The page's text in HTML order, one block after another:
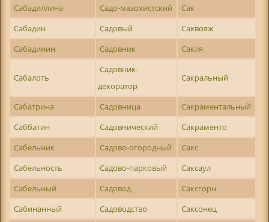
Сабадиллина
Садо-мазохистский
Сак
Сабадин
Садовый
Саквояж
Сабадинин
Садовник Сакля
Сабалоть
Садовник-
декоратор
Сакральный
Сабатрина Садовница
Сакраментальный
Саббатин
Садовнический
Сакраменто
Сабельник
Садово-огородный
Сакс
Сабельность
Садово-парковый
Саксаул
Сабельный
Садовод
Саксгорн
Сабинанный
Садоводство
Саксонец